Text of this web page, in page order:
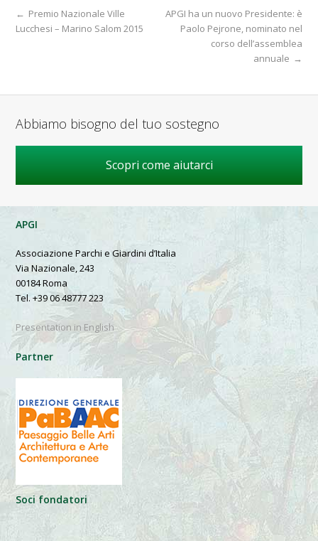
APGI ha un nuovo Presidente: è
Paolo Pejrone, nominato nel
corso dell’assemblea
annuale →
← Premio Nazionale Ville
Lucchesi – Marino Salom 2015
Abbiamo bisogno del tuo sostegno
Scopri come aiutarci
APGI
Associazione Parchi e Giardini d’Italia
Via Nazionale, 243
00184 Roma
Tel. +39 06 48777 223
Presentation in English
Partner
Soci fondatori